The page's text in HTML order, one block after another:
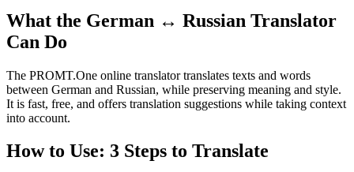
What the German ↔ Russian Translator
Can Do
The PROMT.One online translator translates texts and words
between German and Russian, while preserving meaning and style.
It is fast, free, and offers translation suggestions while taking context
into account.
How to Use: 3 Steps to Translate